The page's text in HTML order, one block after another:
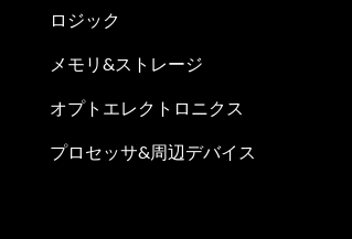
ロジック
メモリ&ストレージ
オプトエレクトロニクス
プロセッサ&周辺デバイス